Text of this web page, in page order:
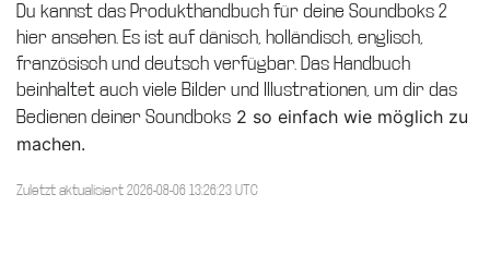
Du kannst das Produkthandbuch für deine Soundboks 2
hier ansehen. Es ist auf dänisch, holländisch, englisch,
französisch und deutsch verfügbar. Das Handbuch
beinhaltet auch viele Bilder und Illustrationen, um dir das
Bedienen deiner Soundboks 2 so einfach wie möglich zu
machen.
Zuletzt aktualisiert 2026-08-06 13:26:23 UTC